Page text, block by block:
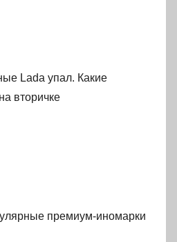
Lada упал. Какие
вторичке
премиум-иномарки